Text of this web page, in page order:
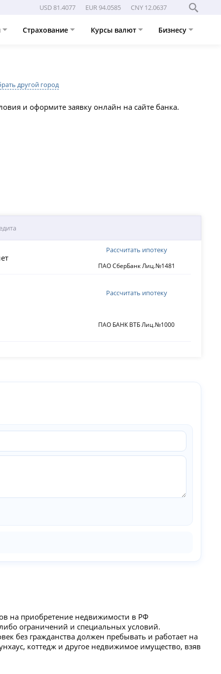
USD 81.4077 EUR 94.0585 CNY 12.0637
Страхование Курсы валют Бизнесу
другой город
и оформите заявку онлайн на сайте банка.
ПАО СберБанк Лиц.№1481
Рассчитать ипотеку
ПАО БАНК ВТБ Лиц.№1000
Рассчитать ипотеку
на приобретение недвижимости в РФ
ограничений и специальных условий.
без гражданства должен пребывать и работает на
коттедж и другое недвижимое имущество, взяв